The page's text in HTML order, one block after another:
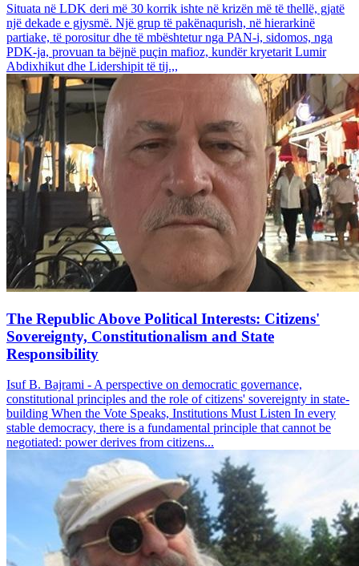
Situata në LDK deri më 30 korrik ishte në krizën më të thellë, gjatë
një dekade e gjysmë. Një grup të pakënaqurish, në hierarkinë
partiake, të porositur dhe të mbështetur nga PAN-i, sidomos, nga
PDK-ja, provuan ta bëjnë puçin mafioz, kundër kryetarit Lumir
Abdixhikut dhe Lidershipit të tij.,,
The Republic Above Political Interests: Citizens'
Sovereignty, Constitutionalism and State
Responsibility
Isuf B. Bajrami - A perspective on democratic governance,
constitutional principles and the role of citizens' sovereignty in state-
building When the Vote Speaks, Institutions Must Listen In every
stable democracy, there is a fundamental principle that cannot be
negotiated: power derives from citizens...